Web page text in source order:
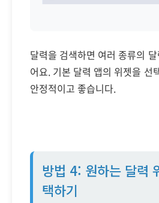
달력을 검색하면 여러 종류의
어요. 기본 달력 앱의 위젯을 선
안정적이고 좋습니다.
방법 4: 원하는 달력
택하기